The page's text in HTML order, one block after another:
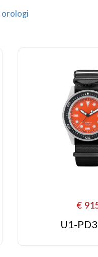
orologi
€
U1-